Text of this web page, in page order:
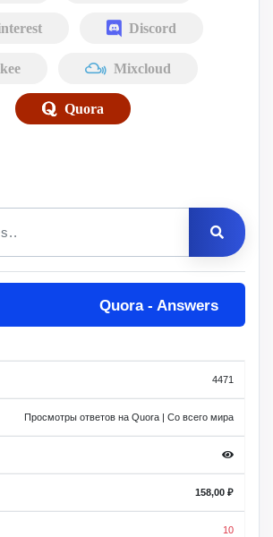
Discord
Mixcloud
Quora
шт.
заказ
Макс.
заказ
Описание
Quora - Answers
4471
Просмотры ответов на Quora | Со всего мира
158,00 ₽
10